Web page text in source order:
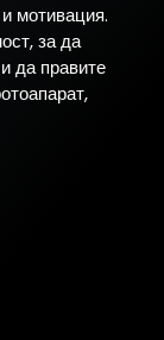
мотивация.
за да
да правите